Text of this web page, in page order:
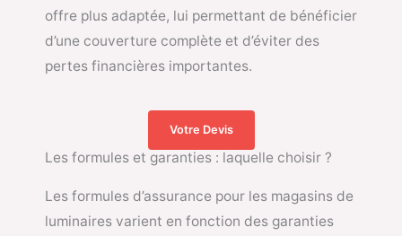
offre plus adaptée, lui permettant de bénéficier
d’une couverture complète et d’éviter des
pertes financières importantes.
Votre Devis
Les formules et garanties : laquelle choisir ?
Les formules d’assurance pour les magasins de
luminaires varient en fonction des garanties